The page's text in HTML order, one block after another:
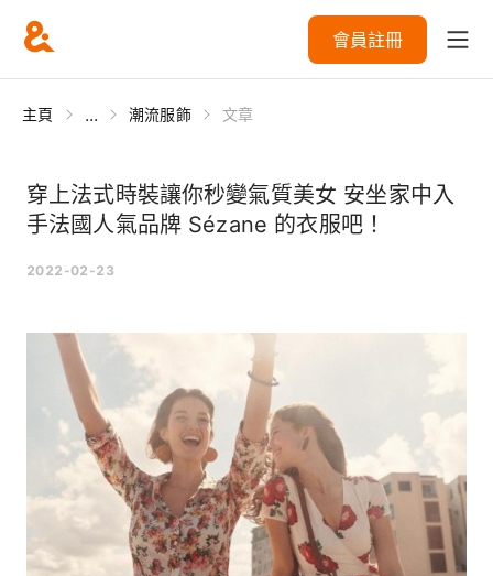
會員註冊
主頁 ... 潮流服飾 文章
穿上法式時裝讓你秒變氣質美女 安坐家中入
手法國人氣品牌 Sézane 的衣服吧！
2022-02-23